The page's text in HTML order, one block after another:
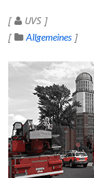
UVS
Allgemeines